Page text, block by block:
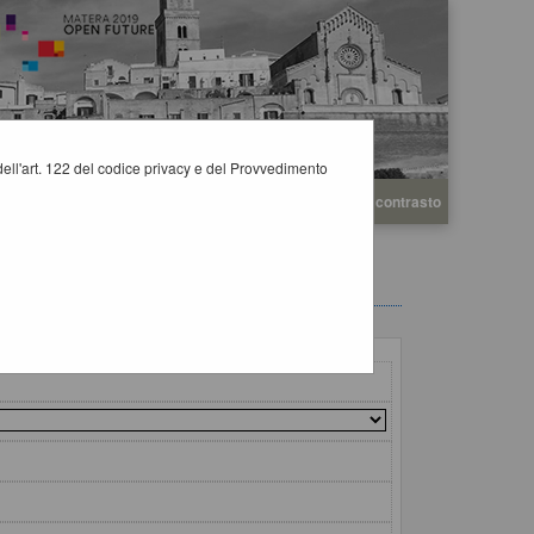
Alto contrasto
122 del codice privacy e del Provvedimento